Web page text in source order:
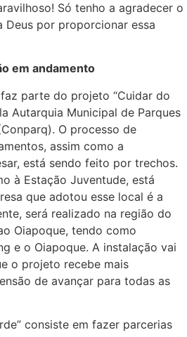
Só tenho a agradecer o
Deus por proporcionar essa
em andamento
parte do projeto “Cuidar do
Autarquia Municipal de Parques
O processo de
assim como a
está sendo feito por trechos.
à Estação Juventude, está
que adotou esse local é a
será realizado na região do
Oiapoque, tendo como
e o Oiapoque. A instalação vai
o projeto recebe mais
de avançar para todas as
consiste em fazer parcerias